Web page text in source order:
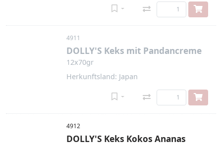
4911
DOLLY'S Keks mit Pandancreme
12x70gr
Herkunftsland: Japan
4912
DOLLY'S Keks Kokos Ananas